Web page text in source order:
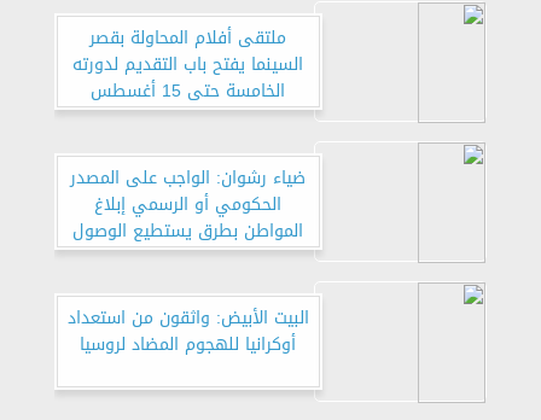
ملتقى أفلام المحاولة بقصر
السينما يفتح باب التقديم لدورته
الخامسة حتى 15 أغسطس
ضياء رشوان: الواجب على المصدر
الحكومي أو الرسمي إبلاغ
المواطن بطرق يستطيع الوصول
لها بسهولة
البيت الأبيض: واثقون من استعداد
أوكرانيا للهجوم المضاد لروسيا